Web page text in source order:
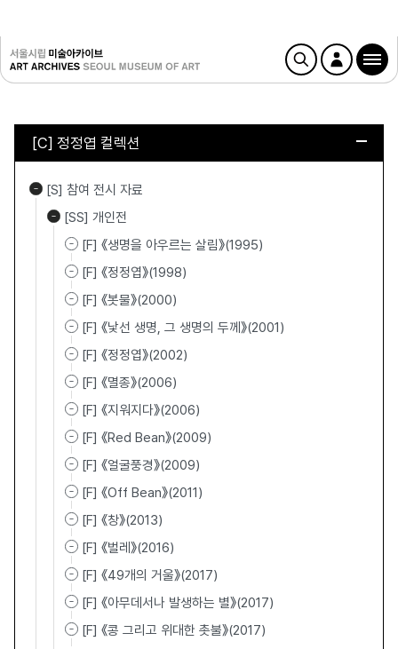
[C] 정정엽 컬렉션
[S] 참여 전시 자료
[SS] 개인전
[F] 《생명을 아우르는 살림》(1995)
[F] 《정정엽》(1998)
[F] 《봇물》(2000)
[F] 《낯선 생명, 그 생명의 두께》(2001)
[F] 《정정엽》(2002)
[F] 《멸종》(2006)
[F] 《지워지다》(2006)
[F] 《Red Bean》(2009)
[F] 《얼굴풍경》(2009)
[F] 《Off Bean》(2011)
[F] 《창》(2013)
[F] 《벌레》(2016)
[F] 《49개의 거울》(2017)
[F] 《아무데서나 발생하는 별》(2017)
[F] 《콩 그리고 위대한 촛불》(2017)